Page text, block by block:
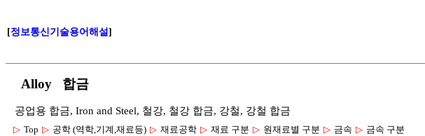
[정보통신기술용어해설]
Alloy 합금
공업용 합금, Iron and Steel, 철강, 철강 합금, 강철, 강철 합금
▷ Top ▷ 공학 (역학,기계,재료등) ▷ 재료공학 ▷ 재료 구분 ▷ 원재료별 구분 ▷ 금속 ▷ 금속 구분